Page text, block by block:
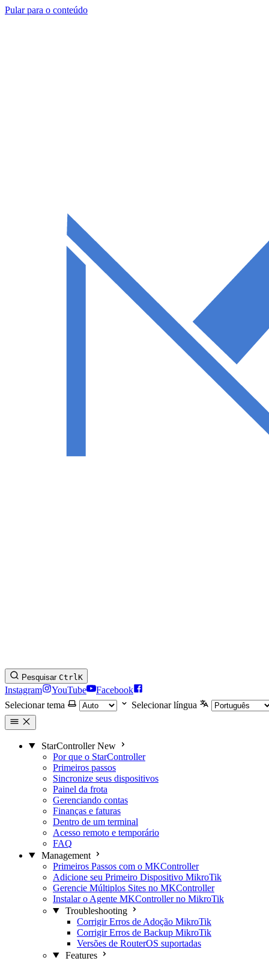
Pular para o conteúdo
Pesquisar CtrlK
Instagram YouTube
Facebook
Selecionar tema
Selecionar língua
StarController New
Por que o StarController
Primeiros passos
Sincronize seus dispositivos
Painel da frota
Gerenciando contas
Finanças e faturas
Dentro de um terminal
Acesso remoto e temporário
FAQ
Management
Primeiros Passos com o MKController
Adicione seu Primeiro Dispositivo MikroTik
Gerencie Múltiplos Sites no MKController
Instalar o Agente MKController no MikroTik
Troubleshooting
Corrigir Erros de Adoção MikroTik
Corrigir Erros de Backup MikroTik
Versões de RouterOS suportadas
Features